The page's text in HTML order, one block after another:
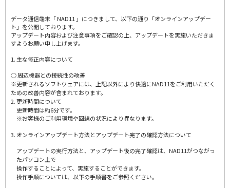
データ通信端末「 NAD11 」につきまして、以下の通り「オンラインアップデー
ト」を公開しております。
アップデート内容および注意事項をご確認の上、アップデートを実施いただきま
すようお願い申し上げます。
1. 主な修正内容について
○ 周辺機器との接続性の改善
※更新されるソフトウェアには、上記以外により快適にNAD11をご利用いただく
ための改善内容が含まれております。
2. 更新時間について
更新時間は約6分です。
※お客様のご利用環境や回線の状況により異なります。
3. オンラインアップデート方法とアップデート完了の確認方法について
アップデートの実行方法と、アップデート後の完了確認は、NAD11がつながっ
たパソコン上で
操作することによって、実施することができます。
操作手順については、以下の手順書をご参照ください。